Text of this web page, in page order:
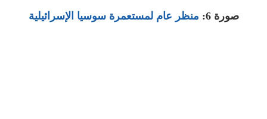
صورة 6: منظر عام لمستعمرة سوسيا الإسرائيلية